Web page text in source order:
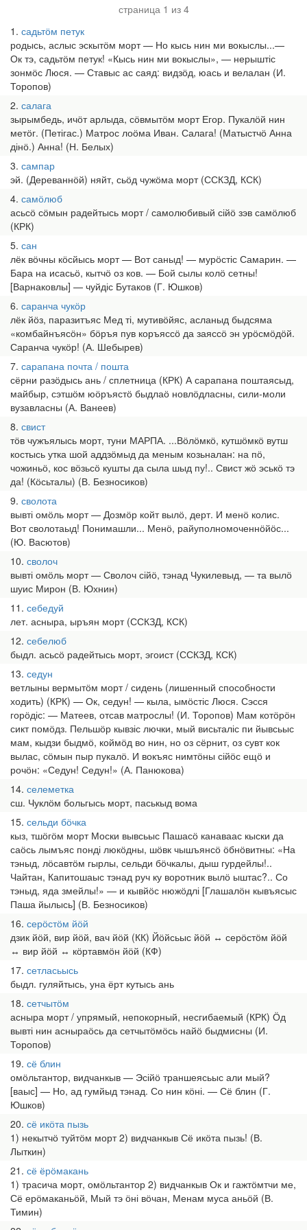
страница 1 из 4
1 садьтӧм петук
родысь, аслыс эскытӧм морт — Но кысь нин ми вокыслы...—
Ок тэ, садьтӧм петук! «Кысь нин ми вокыслы», — нерыштіс
зонмӧс Люся. — Ставыс ас саяд: видзӧд, юась и велалан (И.
Торопов)
2 салага
зырымбедь, ичӧт арлыда, сӧвмытӧм морт Егор. Пукалӧй нин
метӧг. (Петігас.) Матрос лоӧма Иван. Салага! (Матыстчӧ Анна
дінӧ.) Анна! (Н. Белых)
3 сампар
эй. (Дереваннӧй) няйт, сьӧд чужӧма морт (ССКЗД, КСК)
4 самӧлюб
асьсӧ сӧмын радейтысь морт / самолюбивый сійӧ зэв самӧлюб
(КРК)
5 сан
лёк вӧчны кӧсйысь морт — Вот саныд! — мурӧстіс Самарин. —
Бара на исасьӧ, кытчӧ оз ков. — Бой сылы колӧ сетны!
[Варнаковлы] — чуйдіс Бутаков (Г. Юшков)
6 саранча чукӧр
лёк йӧз, паразитъяс Мед ті, мутивӧйяс, асланыд быдсяма
«комбайнъясӧн» бӧръя пув коръяссӧ да заяссӧ эн урӧсмӧдӧй.
Саранча чукӧр! (А. Шебырев)
7 сарапана почта / пошта
сёрни разӧдысь ань / сплетница (КРК) А сарапана поштаясыд,
майбыр, сэтшӧм юӧръястӧ быдлаӧ новлӧдласны, сили-моли
вузавласны (А. Ванеев)
8 свист
тӧв чужъялысь морт, туни МАРПА. ...Вӧлӧмкӧ, кутшӧмкӧ вутш
костысь утка шой аддзӧмыд да меным козьналан: на пӧ,
чожиньӧ, кос вӧзьсӧ кушты да сыла шыд пу!.. Свист жӧ эськӧ тэ
да! (Кӧсьталы) (В. Безносиков)
9 сволота
вывті омӧль морт — Дозмӧр койт вылӧ, дерт. И менӧ колис.
Вот сволотаыд! Понимашли... Менӧ, райуполномоченнӧйӧс...
(Ю. Васютов)
10 сволоч
вывті омӧль морт — Сволоч сійӧ, тэнад Чукилевыд, — та вылӧ
шуис Мирон (В. Юхнин)
11 себедуй
лет. асныра, ыръян морт (ССКЗД, КСК)
12 себелюб
быдл. асьсӧ радейтысь морт, эгоист (ССКЗД, КСК)
13 седун
ветлыны вермытӧм морт / сидень (лишенный способности
ходить) (КРК) — Ок, седун! — кыла, ымӧстіс Люся. Сэсся
горӧдіс: — Матеев, отсав матрослы! (И. Торопов) Мам котӧрӧн
сикт помӧдз. Пельшӧр кывзіс лючки, мый висьталіс пи йывсьыс
мам, кыдзи быдмӧ, коймӧд во нин, но оз сёрнит, оз сувт кок
вылас, сӧмын пыр пукалӧ. И вокъяс нимтӧны сійӧс ещӧ и
рочӧн: «Седун! Седун!» (А. Панюкова)
14 селеметка
сш. Чуклӧм больгысь морт, паськыд вома
15 сельди бӧчка
кыз, тшӧгӧм морт Моски вывсьыс Пашасӧ канаваас кыски да
саӧсь лымъяс понді люкӧдны, шӧвк чышъянсӧ ӧбнӧвитны: «На
тэныд, лӧсавтӧм гырлы, сельди бӧчкалы, дыш гурдейлы!..
Чайтан, Капитошаыс тэнад руч ку воротник вылӧ ыштас?.. Со
тэныд, яда змейлы!» — и кывйӧс нюжӧдлі [Глашалӧн кывъясыс
Паша йылысь] (В. Безносиков)
16 серӧстӧм йӧй
дзик йӧй, вир йӧй, вач йӧй (КК) Йӧйсьыс йӧй ↔ серӧстӧм йӧй
↔ вир йӧй ↔ кӧртавмӧн йӧй (КФ)
17 сетласьысь
быдл. гуляйтысь, уна ёрт кутысь ань
18 сетчытӧм
асныра морт / упрямый, непокорный, несгибаемый (КРК) Ӧд
вывті нин асныраӧсь да сетчытӧмӧсь найӧ быдмисны (И.
Торопов)
19 сё блин
омӧльтантор, видчанкыв — Эсійӧ траншеясьыс али мый?
[ваыс] — Но, ад гумйыд тэнад. Со нин кӧні. — Сё блин (Г.
Юшков)
20 сё икӧта пызь
1) некытчӧ туйтӧм морт 2) видчанкыв Сё икӧта пызь! (В.
Лыткин)
21 сё ёрӧмакань
1) трасича морт, омӧльтантор 2) видчанкыв Ок и гажтӧмтчи ме,
Сё ерӧмаканьӧй, Мый тэ ӧні вӧчан, Менам муса аньӧй (В.
Тимин)